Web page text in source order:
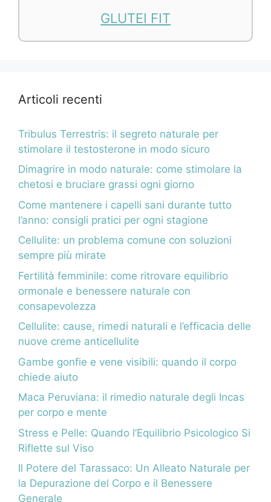
GLUTEI FIT
Articoli recenti
Tribulus Terrestris: il segreto naturale per
stimolare il testosterone in modo sicuro
Dimagrire in modo naturale: come stimolare la
chetosi e bruciare grassi ogni giorno
Come mantenere i capelli sani durante tutto
l’anno: consigli pratici per ogni stagione
Cellulite: un problema comune con soluzioni
sempre più mirate
Fertilità femminile: come ritrovare equilibrio
ormonale e benessere naturale con
consapevolezza
Cellulite: cause, rimedi naturali e l’efficacia delle
nuove creme anticellulite
Gambe gonfie e vene visibili: quando il corpo
chiede aiuto
Maca Peruviana: il rimedio naturale degli Incas
per corpo e mente
Stress e Pelle: Quando l’Equilibrio Psicologico Si
Riflette sul Viso
Il Potere del Tarassaco: Un Alleato Naturale per
la Depurazione del Corpo e il Benessere
Generale